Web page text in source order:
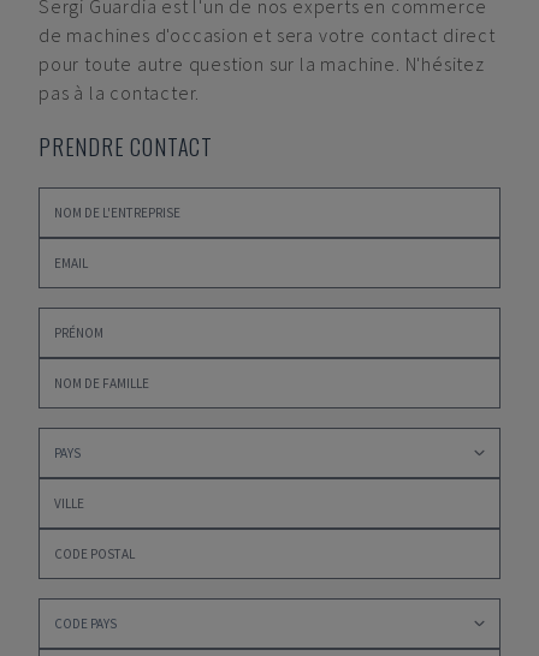
Sergi Guardia est l'un de nos experts en commerce
de machines d'occasion et sera votre contact direct
pour toute autre question sur la machine. N'hésitez
pas à la contacter.
PRENDRE CONTACT